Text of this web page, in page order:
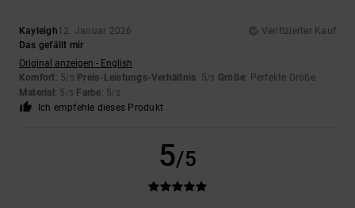
Kayleigh12. Januar 2026
Verifizierter Kauf
Das gefällt mir
Original anzeigen - English
Komfort: 5/5 Preis-Leistungs-Verhältnis: 5/5 Größe: Perfekte Größe
Material : 5 /5 Farbe: 5/5
Ich empfehle dieses Produkt
5/5